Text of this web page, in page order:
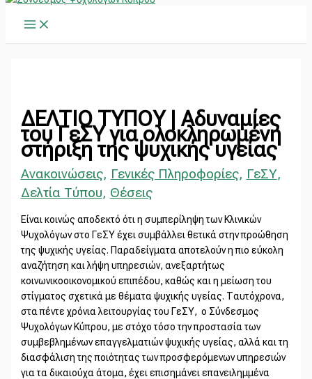
Μετάβαση
Main
ΔΕΛΤΙΟ ΤΥΠΟΥ | Αδυναμίες
του ΓεΣΥ για ολοκληρωμένη
στήριξη της ψυχικής υγείας
Ανακοινώσεις, Γενικές Πληροφορίες, ΓεΣΥ,
Δελτία Τύπου, Θέσεις
Είναι κοινώς αποδεκτό ότι η συμπερίληψη των Κλινικών
Ψυχολόγων στο ΓεΣΥ έχει συμβάλλει θετικά στην προώθηση
της ψυχικής υγείας. Παραδείγματα αποτελούν η πιο εύκολη
αναζήτηση και λήψη υπηρεσιών, ανεξαρτήτως
κοινωνικοοικονομικού επιπέδου, καθώς και η μείωση του
στίγματος σχετικά με θέματα ψυχικής υγείας. Ταυτόχρονα,
στα πέντε χρόνια λειτουργίας του ΓεΣΥ, ο Σύνδεσμος
Ψυχολόγων Κύπρου, με στόχο τόσο την προστασία των
συμβεβλημένων επαγγελματιών ψυχικής υγείας, αλλά και τη
διασφάλιση της ποιότητας των προσφερόμενων υπηρεσιών
για τα δικαιούχα άτομα, έχει επισημάνει επανειλημμένα
ν
η
σ
α
Main
Menu